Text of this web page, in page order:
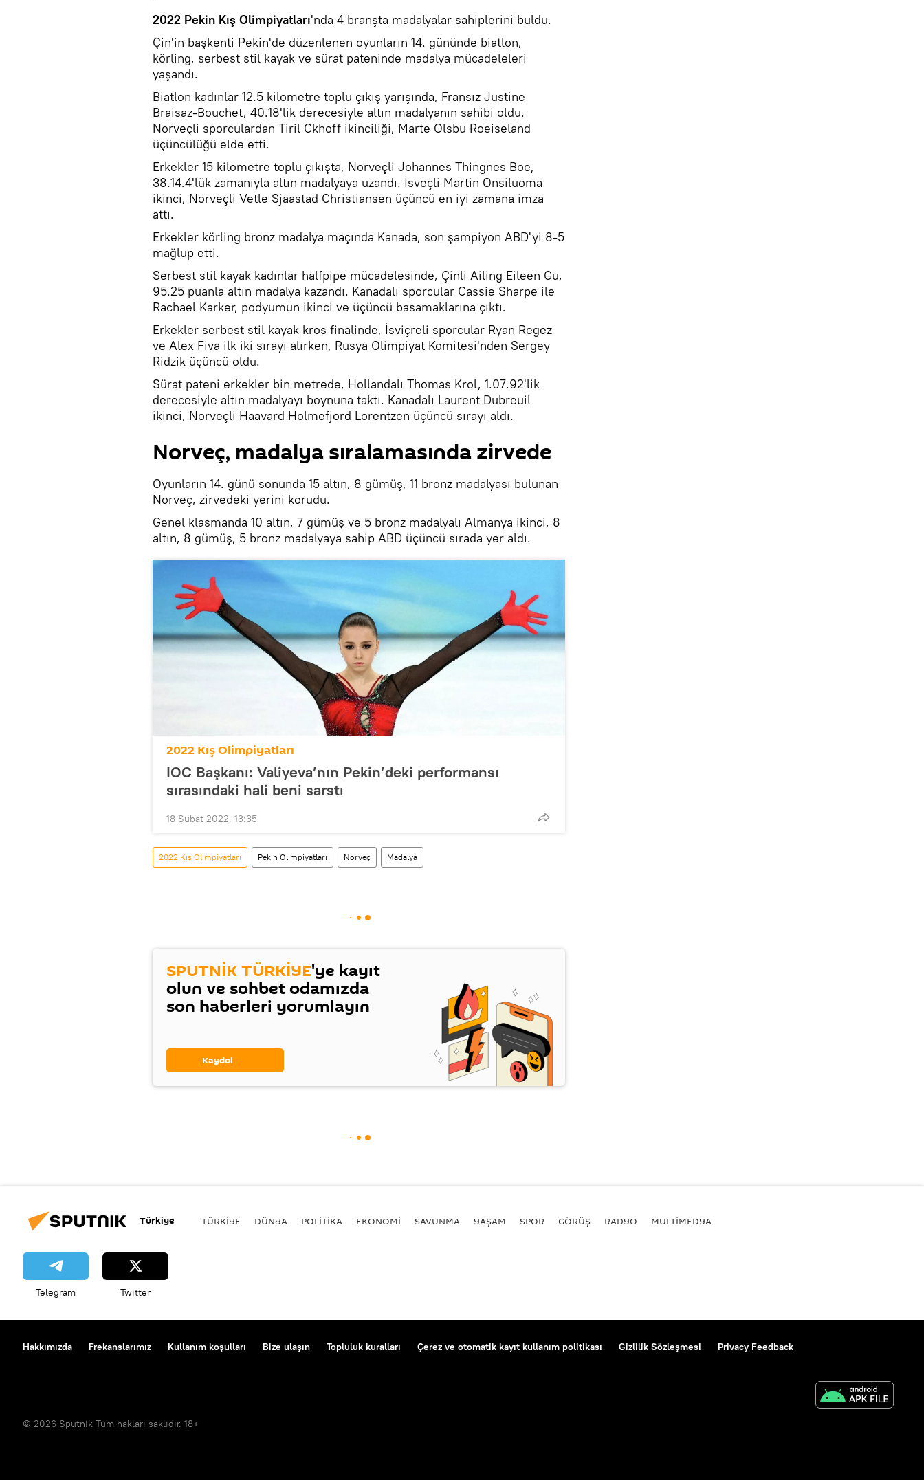
2022 Pekin Kış Olimpiyatları'nda 4 branşta madalyalar sahiplerini buldu.
Çin'in başkenti Pekin'de düzenlenen oyunların 14. gününde biatlon,
körling, serbest stil kayak ve sürat pateninde madalya mücadeleleri
yaşandı.
Biatlon kadınlar 12.5 kilometre toplu çıkış yarışında, Fransız Justine
Braisaz-Bouchet, 40.18'lik derecesiyle altın madalyanın sahibi oldu.
Norveçli sporculardan Tiril Ckhoff ikinciliği, Marte Olsbu Roeiseland
üçüncülüğü elde etti.
Erkekler 15 kilometre toplu çıkışta, Norveçli Johannes Thingnes Boe,
38.14.4'lük zamanıyla altın madalyaya uzandı. İsveçli Martin Onsiluoma
ikinci, Norveçli Vetle Sjaastad Christiansen üçüncü en iyi zamana imza
attı.
Erkekler körling bronz madalya maçında Kanada, son şampiyon ABD'yi 8-5
mağlup etti.
Serbest stil kayak kadınlar halfpipe mücadelesinde, Çinli Ailing Eileen Gu,
95.25 puanla altın madalya kazandı. Kanadalı sporcular Cassie Sharpe ile
Rachael Karker, podyumun ikinci ve üçüncü basamaklarına çıktı.
Erkekler serbest stil kayak kros finalinde, İsviçreli sporcular Ryan Regez
ve Alex Fiva ilk iki sırayı alırken, Rusya Olimpiyat Komitesi'nden Sergey
Ridzik üçüncü oldu.
Sürat pateni erkekler bin metrede, Hollandalı Thomas Krol, 1.07.92'lik
derecesiyle altın madalyayı boynuna taktı. Kanadalı Laurent Dubreuil
ikinci, Norveçli Haavard Holmefjord Lorentzen üçüncü sırayı aldı.
Norveç, madalya sıralamasında zirvede
Oyunların 14. günü sonunda 15 altın, 8 gümüş, 11 bronz madalyası bulunan
Norveç, zirvedeki yerini korudu.
Genel klasmanda 10 altın, 7 gümüş ve 5 bronz madalyalı Almanya ikinci, 8
altın, 8 gümüş, 5 bronz madalyaya sahip ABD üçüncü sırada yer aldı.
2022 Kış Olimpiyatları
IOC Başkanı: Valiyeva’nın Pekin’deki performansı
sırasındaki hali beni sarstı
18 Şubat 2022, 13:35
2022 Kış Olimpiyatları Pekin Olimpiyatları Norveç Madalya
SPUTNİK TÜRKİYE'ye kayıt
olun ve sohbet odamızda
son haberleri yorumlayın
Kaydol
Türkiye TÜRKIYE DÜNYA POLİTİKA EKONOMİ SAVUNMA YAŞAM SPOR GÖRÜŞ RADYO MULTİMEDYA
Telegram Twitter
Hakkımızda Frekanslarımız Kullanım koşulları Bize ulaşın Topluluk kuralları Çerez ve otomatik kayıt kullanım politikası Gizlilik Sözleşmesi Privacy Feedback
© 2026 Sputnik Tüm hakları saklıdır. 18+